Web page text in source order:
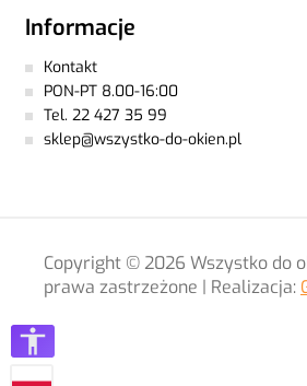
Informacje
Kontakt
PON-PT 8.00-16:00
Tel. 22 427 35 99
sklep@wszystko-do-okien.pl
Copyright © 2026 Wszystko do
prawa zastrzeżone | Realizacja: